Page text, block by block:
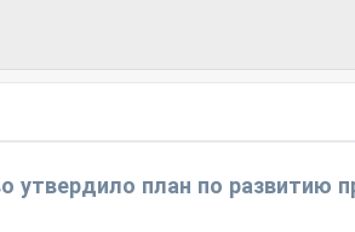
утвердило план по